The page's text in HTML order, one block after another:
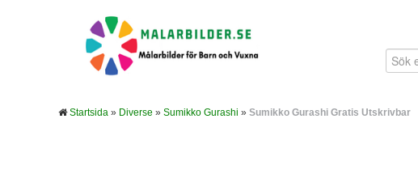
Startsida » Diverse » Sumikko Gurashi » Sumikko Gurashi Gratis Utskrivbar